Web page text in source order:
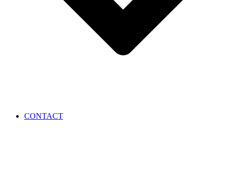
CONTACT